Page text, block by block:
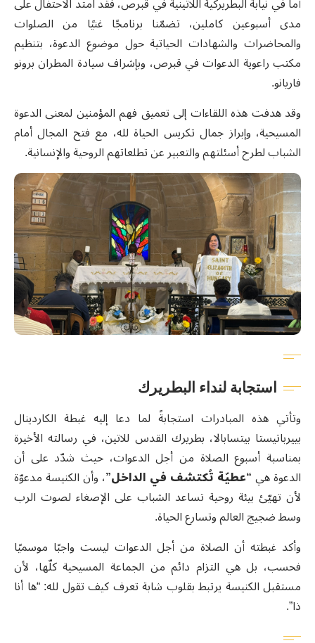
مدى أسبوعين كاملين، تضمّنا برنامجًا غنيًا من الصلوات
والمحاضرات والشهادات الحياتية حول موضوع الدعوة، بتنظيم
مكتب راعوية الدعوات في قبرص، وبإشراف سيادة المطران برونو
فاريانو.
وقد هدفت هذه اللقاءات إلى تعميق فهم المؤمنين لمعنى الدعوة
المسيحية، وإبراز جمال تكريس الحياة لله، مع فتح المجال أمام
الشباب لطرح أسئلتهم والتعبير عن تطلعاتهم الروحية والإنسانية.
استجابة لنداء البطريرك
وتأتي هذه المبادرات استجابةً لما دعا إليه غبطة الكاردينال
بييرباتيستا بيتسابالا، بطريرك القدس للاتين، في رسالته الأخيرة
بمناسبة أسبوع الصلاة من أجل الدعوات، حيث شدّد على أن
الدعوة هي“عطيّة تُكتشف في الداخل”، وأن الكنيسة مدعوّة
لأن تهيّئ بيئة روحية تساعد الشباب على الإصغاء لصوت الرب
وسط ضجيج العالم وتسارع الحياة.
وأكد غبطته أن الصلاة من أجل الدعوات ليست واجبًا موسميًا
فحسب، بل هي التزام دائم من الجماعة المسيحية كلّها، لأن
مستقبل الكنيسة يرتبط بقلوب شابة تعرف كيف تقول لله: “ها أنا
ذا”.